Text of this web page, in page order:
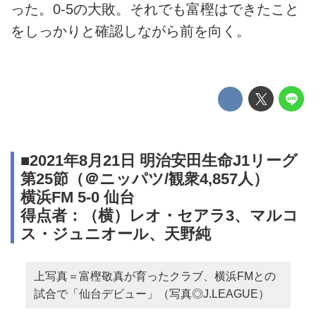
った。0-5の大敗。それでも富樫はできたこと
をしっかりと確認しながら前を向く。
■2021年8月21日 明治安田生命J1リーグ
第25節（＠ニッパツ/観衆4,857人）
横浜FM 5-0 仙台
得点者：（横）レオ・セアラ3、マルコ
ス・ジュニオール、天野純
上写真＝富樫敬真が育ったクラブ、横浜FMとの
試合で「仙台デビュー」（写真◎J.LEAGUE）